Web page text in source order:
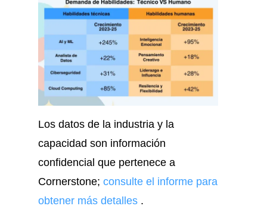
Los datos de la industria y la
capacidad son información
confidencial que pertenece a
Cornerstone; consulte el informe para
obtener más detalles .